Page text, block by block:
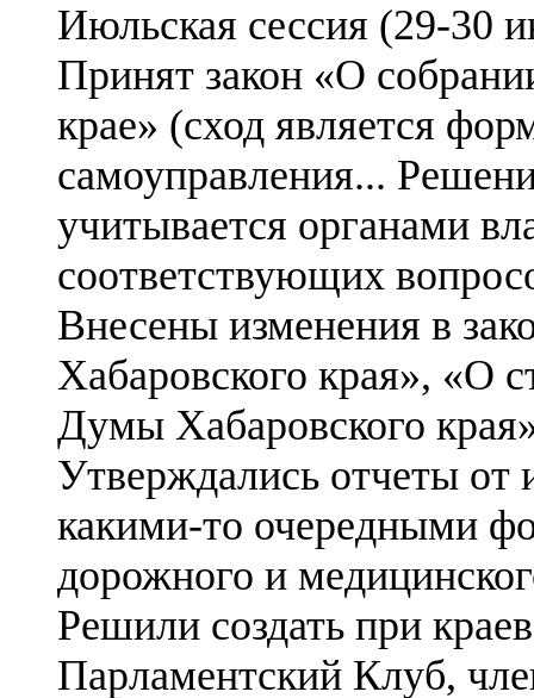
Июльская сессия (29-30
Принят закон «О
крае» (сход является
самоуправления...
учитывается органами
соответствующих
Внесены изменения в
Хабаровского края», «О
Думы Хабаровского
Утверждались отчеты от
какими-то очередными
дорожного и
Решили создать при
Парламентский Клуб,